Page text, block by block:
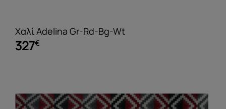
Χαλί Adelina Gr-Rd-Bg-Wt
327€